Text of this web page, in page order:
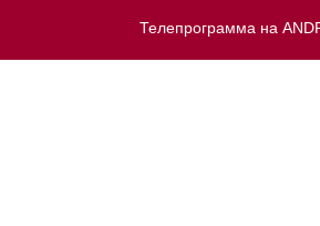
Телепрограмма на